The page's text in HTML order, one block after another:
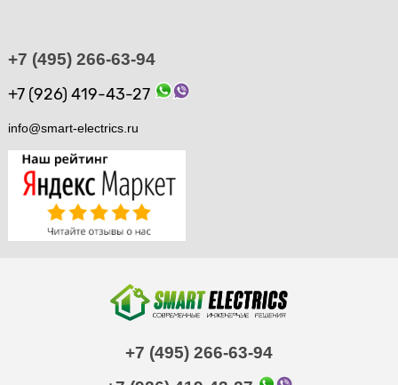
+7 (495) 266-63-94
+7 (926) 419-43-27
info@smart-electrics.ru
+7 (495) 266-63-94